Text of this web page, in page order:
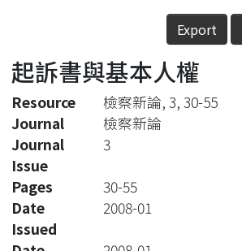
Statistics
Details
Export
起訴書與基本人權
Resource
檢察新論, 3, 30-55
Journal
檢察新論
Journal
Issue
3
Pages
30-55
Date
Issued
2008-01